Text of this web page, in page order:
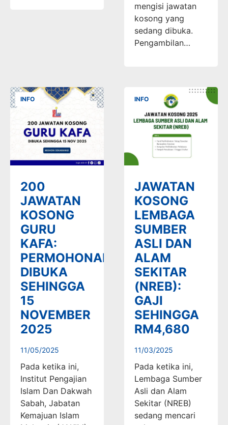
mengisi jawatan
kosong yang
sedang dibuka.
Pengambilan…
INFO
200
JAWATAN
KOSONG
GURU
KAFA:
PERMOHONAN
DIBUKA
SEHINGGA
15
NOVEMBER
2025
11/05/2025
Pada ketika ini,
Institut Pengajian
Islam Dan Dakwah
Sabah, Jabatan
Kemajuan Islam
INFO
JAWATAN
KOSONG
LEMBAGA
SUMBER
ASLI DAN
ALAM
SEKITAR
(NREB):
GAJI
SEHINGGA
RM4,680
11/03/2025
Pada ketika ini,
Lembaga Sumber
Asli dan Alam
Sekitar (NREB)
sedang mencari